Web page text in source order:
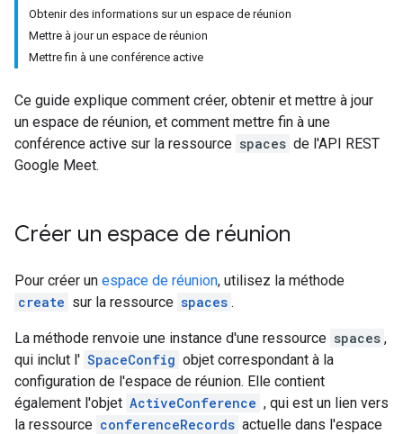
Obtenir des informations sur un espace de réunion
Mettre à jour un espace de réunion
Mettre fin à une conférence active
Ce guide explique comment créer, obtenir et mettre à jour
un espace de réunion, et comment mettre fin à une
conférence active sur la ressource spaces de l'API REST
Google Meet.
Créer un espace de réunion
Pour créer un espace de réunion, utilisez la méthode
create sur la ressource spaces .
La méthode renvoie une instance d'une ressource spaces ,
qui inclut l' SpaceConfig objet correspondant à la
configuration de l'espace de réunion. Elle contient
également l'objet ActiveConference , qui est un lien vers
la ressource conferenceRecords actuelle dans l'espace